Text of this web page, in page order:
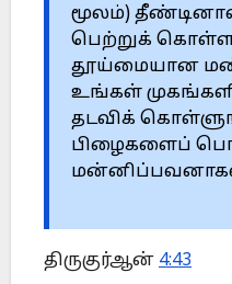
மூலம்)
பெற்றுக்
தூய்மையான
உங்கள்
தடவிக்
பிழைகளைப்
திருகுர்ஆன் 4:43